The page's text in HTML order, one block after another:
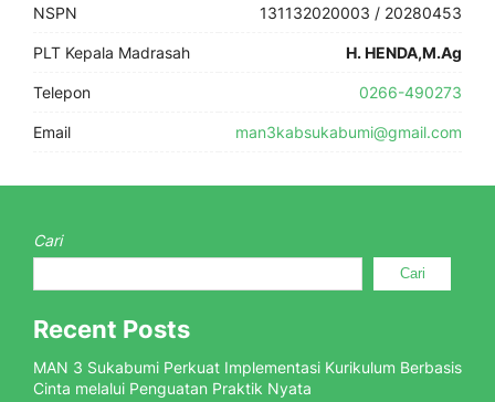
NSPN 131132020003 / 20280453
PLT Kepala Madrasah H. HENDA,M.Ag
Telepon 0266-490273
Email man3kabsukabumi@gmail.com
Cari
Cari
Recent Posts
MAN 3 Sukabumi Perkuat Implementasi Kurikulum Berbasis
Cinta melalui Penguatan Praktik Nyata